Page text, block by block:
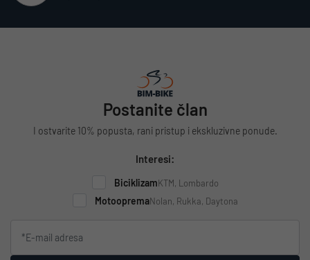
Postanite član
I ostvarite 10% popusta, rani pristup i ekskluzivne ponude.
Interesi:
BiciklizamKTM, Lombardo
MotoopremaNolan, Rukka, Daytona